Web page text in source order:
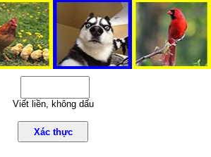
Viết liền, không dấu
Xác thực